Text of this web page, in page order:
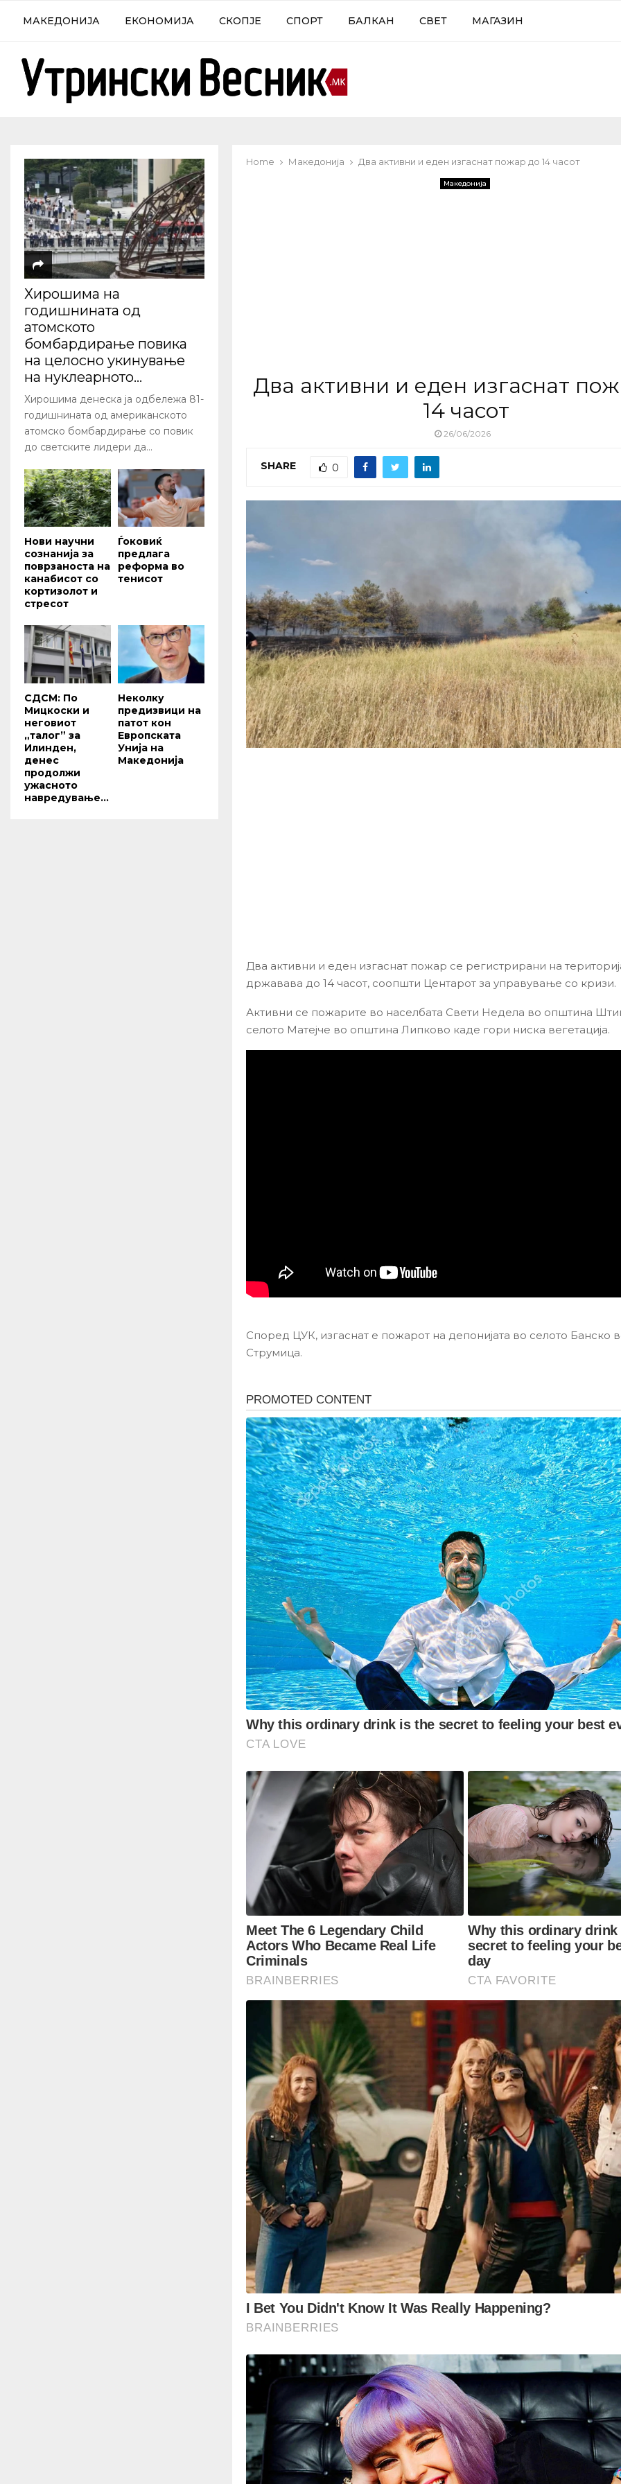
МАКЕДОНИЈА ЕКОНОМИЈА СКОПЈЕ СПОРТ БАЛКАН СВЕТ МАГАЗИН
Home Македонија Два активни и еден изгаснат пожар до 14 часот
Македонија
Два активни и еден изгаснат
14 часот
26/06/2026
SHARE 0
Два активни и еден изгаснат пожар се регистрирани на
државава до 14 часот, соопшти Центарот за управување со кризи.
Активни се пожарите во населбата Свети Недела во општина
селото Матејче во општина Липково каде гори ниска вегетација.
Според ЦУК, изгаснат е пожарот на депонијата во селото Банско
Струмица.
Хирошима на
годишнината од
атомското
бомбардирање повика
на целосно укинување
на нуклеарното...
Хирошима денеска ја одбележа 81-
годишнината од американското
атомско бомбардирање со повик
до светските лидери да...
Нови научни
сознанија за
поврзаноста на
канабисот со
кортизолот и
стресот
Ѓоковиќ
предлага
реформа во
тенисот
СДСМ: По
Мицкоски и
неговиот
„талог” за
Илинден,
денес
продолжи
ужасното
навредување...
Неколку
предизвици на
патот кон
Европската
Унија на
Македонија